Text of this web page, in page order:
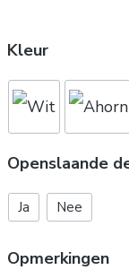
Kleur
Openslaande
Ja Nee
Opmerkingen